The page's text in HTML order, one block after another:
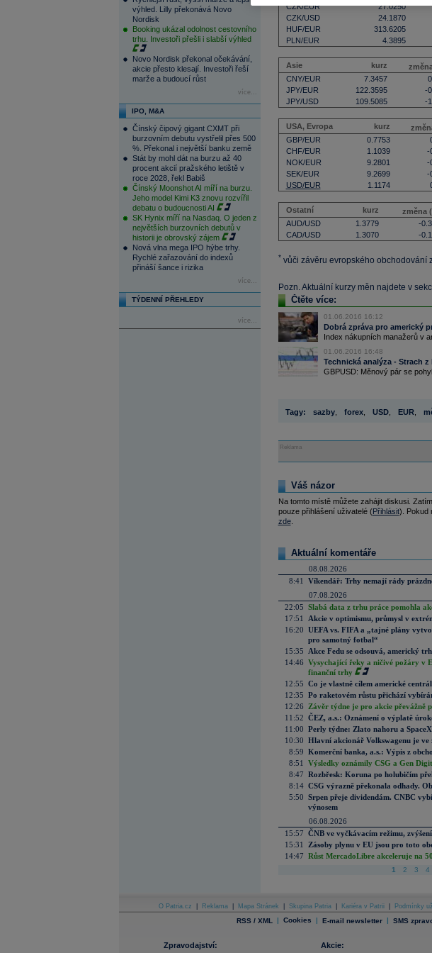
výhled. Lilly překonává Novo
Nordisk
Booking ukázal odolnost cestovního
trhu. Investoři přešli i slabší výhled
Novo Nordisk překonal očekávání,
akcie přesto klesají. Investoři řeší
marže a budoucí růst
více...
IPO, M&A
Čínský čipový gigant CXMT při
burzovním debutu vystřelil přes 500
%. Překonal i největší banku země
Stát by mohl dát na burzu až 40
procent akcií pražského letiště v
roce 2028, řekl Babiš
Čínský Moonshot AI míří na burzu.
Jeho model Kimi K3 znovu rozvířil
debatu o budoucnosti AI
SK Hynix míří na Nasdaq. O jeden z
největších burzovních debutů v
historii je obrovský zájem
Nová vlna mega IPO hýbe trhy.
Rychlé zařazování do indexů
přináší šance i rizika
více...
TÝDENNÍ PŘEHLEDY
více...
CZK/EUR
27.0250
CZK/USD
24.1870
HUF/EUR
313.6205
PLN/EUR
4.3895
Asie kurz
CNY/EUR
7.3457
JPY/EUR
122.3595 -
JPY/USD
109.5085 -
USA, Evropa kurz
GBP/EUR
0.7753
CHF/EUR
1.1039 -
NOK/EUR
9.2801 -
SEK/EUR
9.2699 -
USD/EUR
1.1174
Ostatní kurz změna
AUD/USD
1.3779 -
CAD/USD
1.3070 -
* vůči závěru evropského obchodování
Pozn. Aktuální kurzy měn najdete v
Čtěte více:
01.06.2016 16:12
Dobrá zpráva pro americký
Index nákupních manažerů v
01.06.2016 16:48
Technická analýza - Strach
GBPUSD: Měnový pár se
Tagy: sazby, forex, USD, EUR,
Reklama
Váš názor
Na tomto místě můžete zahájit diskusi.
pouze přihlášení uživatelé (Přihlásit). Pokud
zde.
Aktuální komentáře
08.08.2026
8:41
Víkendář: Trhy nemají rády
07.08.2026
22:05 Slabá data z trhu práce pomohla
17:51
Akcie v optimismu, průmysl v
16:20 UEFA vs. FIFA a „tajné plány
pro samotný fotbal“
15:35
Akce Fedu se odsouvá, americký
14:46 Vysychající řeky a ničivé požáry v
finanční trhy
12:55 Co je vlastně cílem americké
12:35 Po raketovém růstu přichází
12:26
Závěr týdne je pro akcie převážně
11:52 ČEZ, a.s.: Oznámení o výplatě
11:00 Perly týdne: Zlato nahoru a
10:30 Hlavní akcionář Volkswagenu je
8:59 Komerční banka, a.s.: Výpis z
8:51
Výsledky oznámily CSG a Gen
8:47 Rozbřesk: Koruna po holubičím
8:14 CSG výrazně překonala odhady.
5:50 Srpen přeje dividendám. CNBC
výnosem
06.08.2026
15:57 ČNB ve vyčkávacím režimu,
15:31
Zásoby plynu v EU jsou pro toto
14:47 Růst MercadoLibre akceleruje na
1 2 3 4
O Patria.cz Reklama Mapa Stránek Skupina Patria Kariéra v Patrii Podmínky
RSS / XML | Cookies | E-mail newsletter | SMS
Zpravodajství: Akcie: